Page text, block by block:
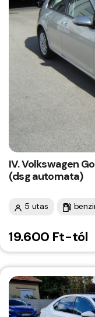
IV. Volkswagen
(dsg automata)
5 utas
19.600 Ft-tól